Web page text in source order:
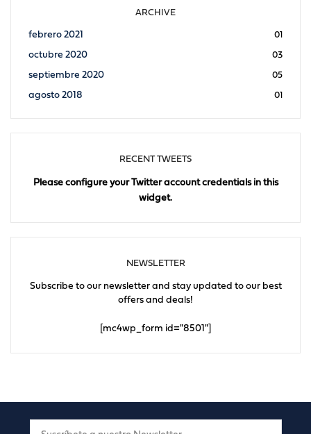
ARCHIVE
febrero 2021 01
octubre 2020 03
septiembre 2020 05
agosto 2018 01
RECENT TWEETS
Please configure your Twitter account credentials in this
widget.
NEWSLETTER
Subscribe to our newsletter and stay updated to our best
offers and deals!
[mc4wp_form id="8501"]